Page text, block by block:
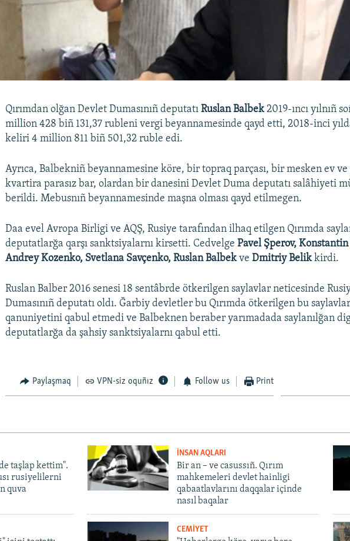
Qırımdan olğan Devlet Dumasınıñ deputatıRuslan Balbek2019-ıncı yılnıñ
million 428 biñ 131,37 rubleni vergi beyannamesinde qayd etti, 2018-inci
keliri 4 million 811 biñ 501,32 ruble edi.
Ayrıca, Balbekniñ beyannamesine köre, bir topraq parçası, bir mesken ev
kvartira parasız bar, olardan bir danesini Devlet Duma deputatı salâhiyeti
berildi. Mebusnıñ beyannamesinde maşna olması qayd etilmegen.
Daa evel Avropa Birligi ve AQŞ, Rusiye tarafından ilhaq etilgen Qırımda
deputatlarğa qarşı sanktsiyalarnı kirsetti. CedvelgePavel Şperov,
Andrey Kozenko, Svetlana Savçenko, Ruslan BalbekveDmitriy Belikkirdi.
Ruslan Balber 2016 senesi 18 sentâbrde ötkerilgen saylavlar neticesinde
Dumasınıñ deputatı oldı. Ğarbiy devletler bu Qırımda ötkerilgen bu
qanuniyetini qabul etmedi ve Balbeknen beraber yarımadada saylanılğan
deputatlarğa da şahsiy sanktsiyalarnı qabul etti.
Paylaşmaq VPN-siz oquñız Follow us Print
taşlap kettim".
rusiyelilerni
quva
İNSAN AQLARI
Bir an – ve casussıñ. Qırım
mahkemeleri devlet hainligi
qabaatlavlarını daqqalar içinde
nasıl baqalar
CEMİYET